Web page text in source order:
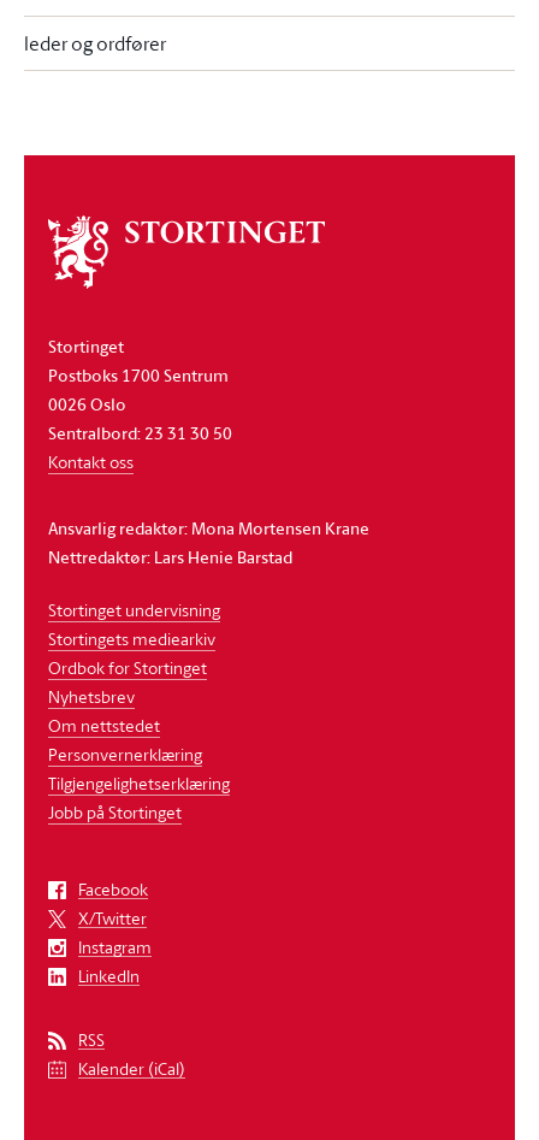
leder og ordfører
Om
stortinget
Stortinget
Postboks 1700 Sentrum
0026 Oslo
Sentralbord: 23 31 30 50
Kontakt oss
Ansvarlig redaktør: Mona Mortensen Krane
Nettredaktør: Lars Henie Barstad
Stortinget undervisning
Stortingets mediearkiv
Ordbok for Stortinget
Nyhetsbrev
Om nettstedet
Personvernerklæring
Tilgjengelighetserklæring
Jobb på Stortinget
Facebook
X/Twitter
Instagram
LinkedIn
RSS
Kalender (iCal)